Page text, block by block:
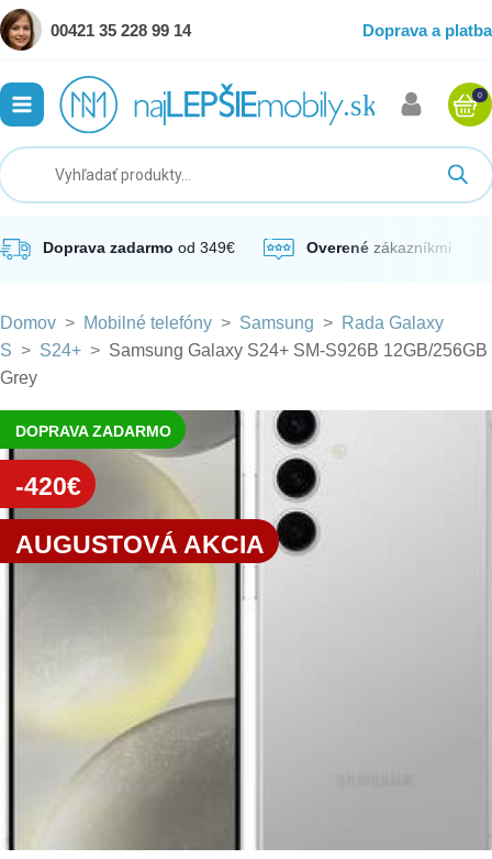
00421 35 228 99 14 Doprava a platba
0
Doprava zadarmo od 349€ Overené zákazníkmi
Domov > Mobilné telefóny > Samsung > Rada Galaxy
S > S24+ > Samsung Galaxy S24+ SM-S926B 12GB/256GB
Grey
DOPRAVA ZADARMO
-420€
AUGUSTOVÁ AKCIA